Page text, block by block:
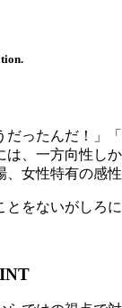
ったんだ！」
、一方向性し
女性特有の感性
とをないがしろ